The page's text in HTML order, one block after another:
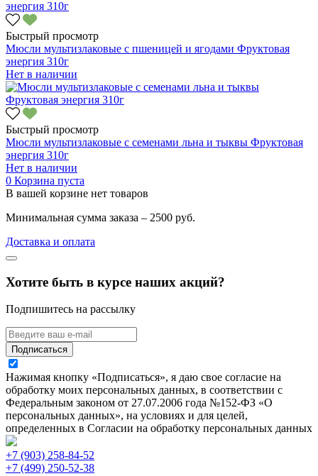
Быстрый просмотр
Мюсли мультизлаковые с пшеницей и ягодами Фруктовая
энергия 310г
Нет в наличии
Быстрый просмотр
Мюсли мультизлаковые с семенами льна и тыквы Фруктовая
энергия 310г
Нет в наличии
0 Корзина пуста
В вашей корзине нет товаров
Минимальная сумма заказа – 2500 руб.
Доставка и оплата
Хотите быть в курсе наших акций?
Подпишитесь на рассылку
Подписаться
Нажимая кнопку «Подписаться», я даю свое согласие на
обработку моих персональных данных, в соответствии с
Федеральным законом от 27.07.2006 года №152-ФЗ «О
персональных данных», на условиях и для целей,
определенных в Согласии на обработку персональных данных
+7 (903) 258-84-52
+7 (499) 250-52-38